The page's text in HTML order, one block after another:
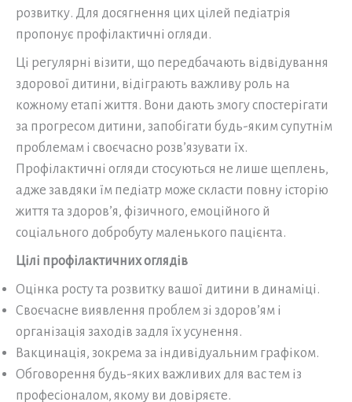
розвитку. Для досягнення цих цілей педіатрія
пропонує профілактичні огляди.
Ці регулярні візити, що передбачають відвідування
здорової дитини, відіграють важливу роль на
кожному етапі життя. Вони дають змогу спостерігати
за прогресом дитини, запобігати будь-яким супутнім
проблемам і своєчасно розв’язувати їх.
Профілактичні огляди стосуються не лише щеплень,
адже завдяки їм педіатр може скласти повну історію
життя та здоров’я, фізичного, емоційного й
соціального добробуту маленького пацієнта.
Цілі профілактичних оглядів
Оцінка росту та розвитку вашої дитини в динаміці.
Своєчасне виявлення проблем зі здоров’ям і
організація заходів задля їх усунення.
Вакцинація, зокрема за індивідуальним графіком.
Обговорення будь-яких важливих для вас тем із
професіоналом, якому ви довіряєте.